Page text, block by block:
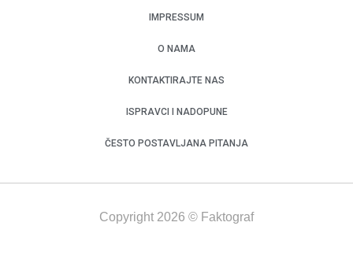
IMPRESSUM
O NAMA
KONTAKTIRAJTE NAS
ISPRAVCI I NADOPUNE
ČESTO POSTAVLJANA PITANJA
Copyright 2026 © Faktograf